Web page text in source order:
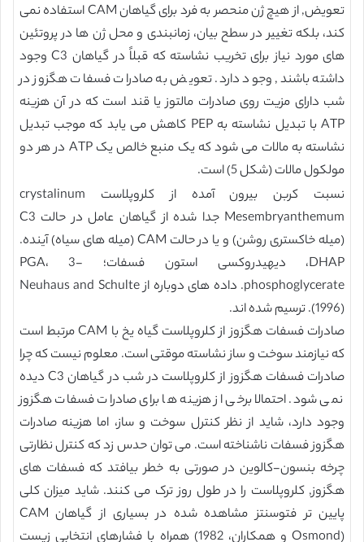
تعویض, از هیچ ژن منحصر به فرد برای گیاهان CAM استفاده نمی
کند، بلکه تغییر در سطح بیان، زمانبندی و محل ژن ها در پروتئین
های مورد نیاز برای تخریب نشاسته که قبلاً در گیاهان C3 وجود
داشته باشند, وجود دارد. تعویض به صادرات فسفات هگزوز در
شب دارای مزیت روی صادرات مالتوز یا قند است که در آن هزینه
ATP با تبدیل نشاسته به PEP کاهش می یابد که موجب تبدیل
نشاسته به مالات می شود که یک منبع خالص یک ATP در هر دو
مولکول مالات (شکل 5) است.
نسبت کربن بیرون آمده از کلروپلاست crystalinum
Mesembryanthemum جدا شده از گیاهان عامل در حالت C3
(میله خاکستری روشن) و یا در حالت CAM (میله های سیاه) آینده.
DHAP، دیهیدروکسی استون فسفات؛ PGA، 3-
phosphoglycerate. داده های دوباره از Neuhaus and Schulte
(1996). ترسیم شده اند.
صادرات فسفات هگزوز از کلروپلاست گیاه یخ با CAM مرتبط است
که نیازمند سوخت و ساز نشاسته موقتی است. معلوم نیست که چرا
صادرات فسفات هگزوز از کلروپلاست در شب در گیاهان C3 دیده
نمی شود. احتمالا برخی از هزینه ها برای صادرات فسفات هگزوز
وجود دارد، شاید از نظر کنترل سوخت و ساز، اما هزینه صادرات
هگزوز فسفات ناشناخته است. می توان حدس زد که کنترل نظارتی
چرخه بنسون-کالوین در صورتی به خطر بیافتد که فسفات های
هگزوز, کلروپلاست را در طول روز ترک می کنند. شاید میزان کلی
پایین تر فتوسنتز مشاهده شده در بسیاری از گیاهان CAM
(Osmond و همکاران، 1982) همراه با فشارهای انتخابی زیست